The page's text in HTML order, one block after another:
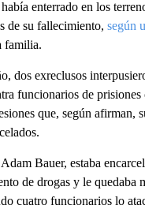
enterrado en los
de su fallecimiento, según
familia.
dos exreclusos
funcionarios de
que, según afirman,
Bauer, estaba
de drogas y le quedaba
cuatro funcionarios lo